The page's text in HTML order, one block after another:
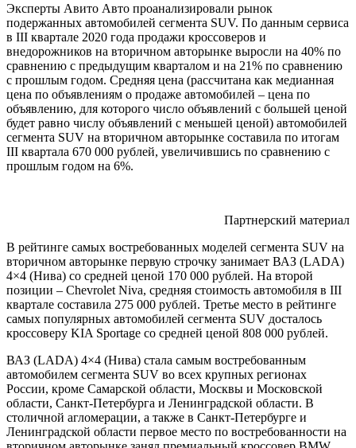
Эксперты Авито Авто проанализировали рынок
подержанных автомобилей сегмента SUV. По данным сервиса
в III квартале 2020 года продажи кроссоверов и
внедорожников на вторичном авторынке выросли на 40% по
сравнению с предыдущим кварталом и на 21% по сравнению
с прошлым годом. Средняя цена (рассчитана как медианная
цена по объявлениям о продаже автомобилей – цена по
объявлению, для которого число объявлений с большей ценой
будет равно числу объявлений с меньшей ценой) автомобилей
сегмента SUV на вторичном авторынке составила по итогам
III квартала 670 000 рублей, увеличившись по сравнению с
прошлым годом на 6%.
Партнерский материал
В рейтинге самых востребованных моделей сегмента SUV на
вторичном авторынке первую строчку занимает ВАЗ (LADA)
4×4 (Нива) со средней ценой 170 000 рублей. На второй
позиции – Chevrolet Niva, средняя стоимость автомобиля в III
квартале составила 275 000 рублей. Третье место в рейтинге
самых популярных автомобилей сегмента SUV досталось
кроссоверу KIA Sportage со средней ценой 808 000 рублей.​
ВАЗ (LADA) 4×4 (Нива) стала самым востребованным
автомобилем сегмента SUV во всех крупных регионах
России, кроме Самарской области, Москвы и Московской
области, Санкт-Петербурга и Ленинградской области. В
столичной агломерации, а также в Санкт-Петербурге и
Ленинградской области первое место по востребованности на